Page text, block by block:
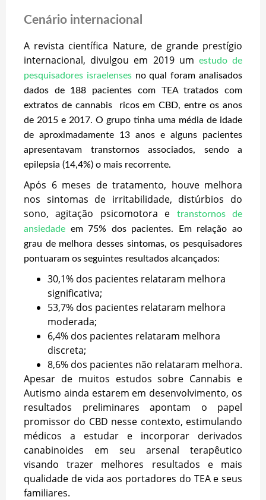
Cenário internacional
A revista científica Nature, de grande prestígio
internacional, divulgou em 2019 um estudo de
pesquisadores israelensesno qual foram analisados
dados de 188 pacientes com TEA tratados com
extratos de cannabis ricos em CBD, entre os anos
de 2015 e 2017. O grupo tinha uma média de idade
de aproximadamente 13 anos e alguns pacientes
apresentavam transtornos associados, sendo a
epilepsia (14,4%) o mais recorrente.
Após 6 meses de tratamento, houve melhora
nos sintomas de irritabilidade, distúrbios do
sono, agitação psicomotora e
transtornos de
ansiedade em 75% dos pacientes. Em relação ao
grau de melhora desses sintomas, os pesquisadores
pontuaram os seguintes resultados alcançados:
30,1% dos pacientes relataram melhora
significativa;
53,7% dos pacientes relataram melhora
moderada;
6,4% dos pacientes relataram melhora
discreta;
8,6% dos pacientes não relataram melhora.
Apesar de muitos estudos sobre Cannabis e
Autismo ainda estarem em desenvolvimento, os
resultados preliminares apontam o papel
promissor do CBD nesse contexto, estimulando
médicos a estudar e incorporar derivados
canabinoides em seu arsenal terapêutico
visando trazer melhores resultados e mais
qualidade de vida aos portadores do TEA e seus
familiares.